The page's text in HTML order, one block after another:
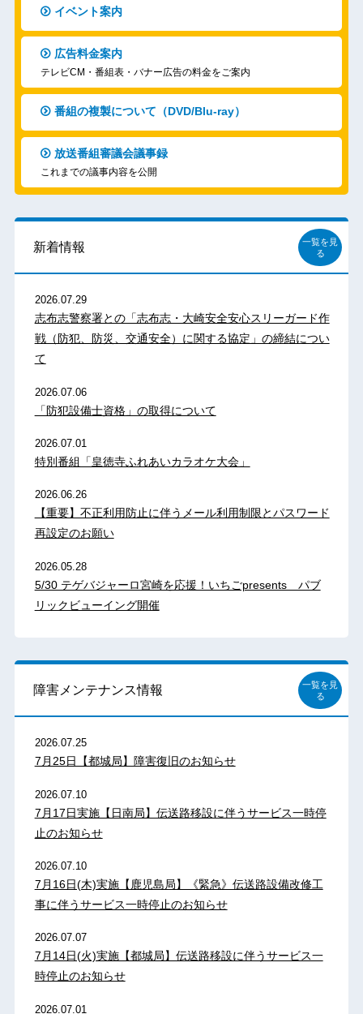
イベント案内
広告料金案内
テレビCM・番組表・バナー広告の料金をご案内
番組の複製について（DVD/Blu-ray）
放送番組審議会議事録
これまでの議事内容を公開
新着情報
一覧を見
る
2026.07.29
志布志警察署との「志布志・大崎安全安心スリーガード作
戦（防犯、防災、交通安全）に関する協定」の締結につい
て
2026.07.06
「防犯設備士資格」の取得について
2026.07.01
特別番組「皇徳寺ふれあいカラオケ大会」
2026.06.26
【重要】不正利用防止に伴うメール利用制限とパスワード
再設定のお願い
2026.05.28
5/30 テゲバジャーロ宮崎を応援！いちごpresents パブ
リックビューイング開催
障害メンテナンス情報
一覧を見
る
2026.07.25
7月25日【都城局】障害復旧のお知らせ
2026.07.10
7月17日実施【日南局】伝送路移設に伴うサービス一時停
止のお知らせ
2026.07.10
7月16日(木)実施【鹿児島局】《緊急》伝送路設備改修工
事に伴うサービス一時停止のお知らせ
2026.07.07
7月14日(火)実施【都城局】伝送路移設に伴うサービス一
時停止のお知らせ
2026.07.01